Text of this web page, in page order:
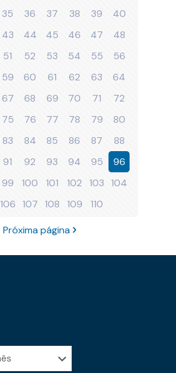
35 36 37 38 39
40
43 44 45 46 47
48
51 52 53 54 55
56
59 60 61 62 63
64
67 68 69 70 71
72
75 76 77 78 79
80
83 84 85 86 87
88
91 92 93 94 95
96
99 100 101 102 103 104
106 107 108 109 110
Próxima página